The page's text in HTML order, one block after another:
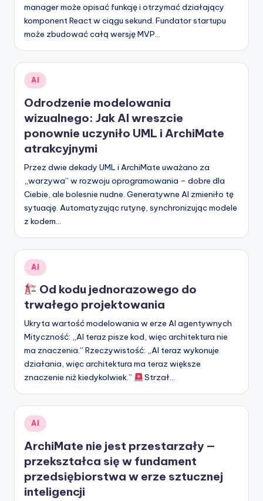
manager może opisać funkcję i otrzymać działający
komponent React w ciągu sekund. Fundator startupu
może zbudować całą wersję MVP…
Posted
in
AI
Odrodzenie modelowania
wizualnego: Jak AI wreszcie
ponownie uczyniło UML i ArchiMate
atrakcyjnymi
Przez dwie dekady UML i ArchiMate uważano za
„warzywa” w rozwoju oprogramowania – dobre dla
Ciebie, ale bolesnie nudne. Generatywne AI zmieniło tę
sytuację. Automatyzując rutynę, synchronizując modele
z kodem…
Posted
in
AI
Od kodu jednorazowego do
trwałego projektowania
Ukryta wartość modelowania w erze AI agentywnych
Mityczność: „AI teraz pisze kod, więc architektura nie
ma znaczenia.” Rzeczywistość: „AI teraz wykonuje
działania, więc architektura ma teraz większe
znaczenie niż kiedykolwiek.”
Strzał…
Posted
AI
ArchiMate nie jest przestarzały —
przekształca się w fundament
przedsiębiorstwa w erze sztucznej
inteligencji